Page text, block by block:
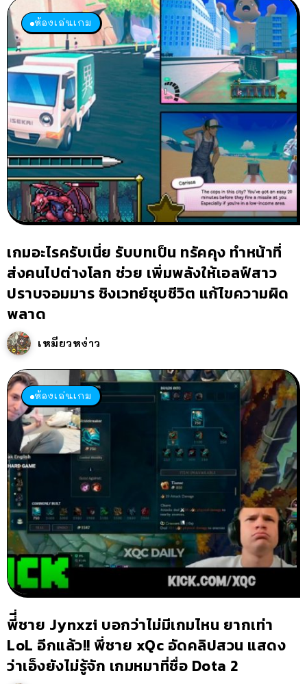
ห้องเล่นเกม
เกมอะไรครับเนี่ย รับบทเป็น ทรัคคุง ทำหน้าที่
ส่งคนไปต่างโลก ช่วย เพิ่มพลังให้เอลฟ์สาว
ปราบจอมมาร ชิงเวทย์ชุบชีวิต แก้ไขความผิด
พลาด
เหมียวหง่าว
ห้องเล่นเกม
พี่ี่ชาย Jynxzi บอกว่าไม่มีเกมไหน ยากเท่า
LoL อีกแล้ว!! พี่ชาย xQc อัดคลิปสวน แสดง
ว่าเอ็งยังไม่รู้จัก เกมหมาที่ชื่อ Dota 2